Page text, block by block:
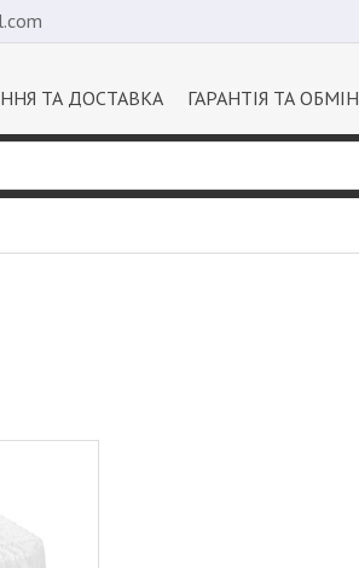
ТА ДОСТАВКА ГАРАНТІЯ ТА ОБМІН